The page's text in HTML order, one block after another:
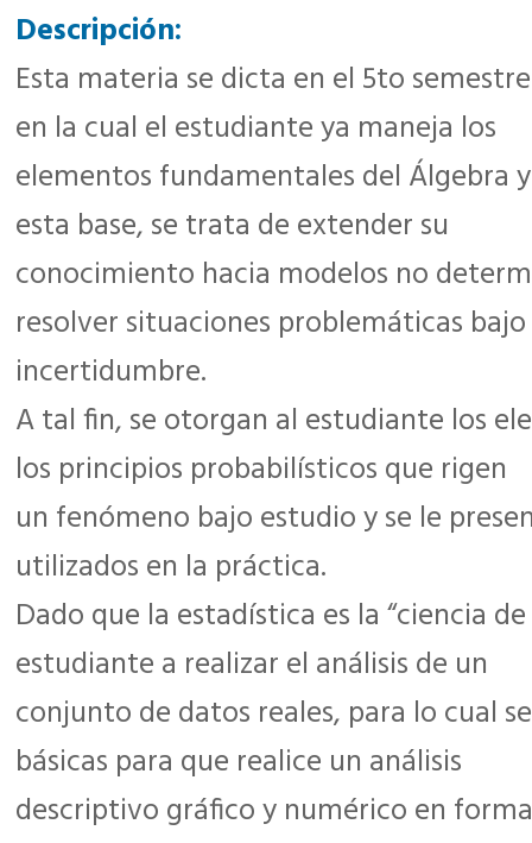
Descripción:
Esta materia se dicta en el 5to
en la cual el estudiante ya maneja los
elementos fundamentales del Álgebra
esta base, se trata de extender su
conocimiento hacia modelos no
resolver situaciones problemáticas bajo
incertidumbre.
A tal fin, se otorgan al estudiante los
los principios probabilísticos que rigen
un fenómeno bajo estudio y se le
utilizados en la práctica.
Dado que la estadística es la “ciencia
estudiante a realizar el análisis de un
conjunto de datos reales, para lo cual
básicas para que realice un análisis
descriptivo gráfico y numérico en